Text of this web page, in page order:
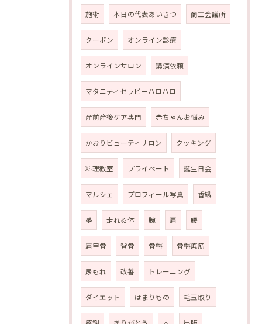
施術 本日の代表あいさつ 商工会議所
クーポン オンライン診療
オンラインサロン 講演依頼
マタニティセラピーハロハロ
産前産後ケア専門 赤ちゃんお悩み
かおりビューティサロン クッキング
料理教室 プライベート 誕生日会
マルシェ プロフィール写真 香織
夢 走れる体 腕 肩 腰
肩甲骨 背骨 骨盤 骨盤底筋
尿もれ 改善 トレーニング
ダイエット はまりもの 毛玉取り